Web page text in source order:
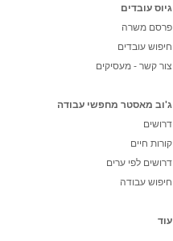
גיוס עובדים
פרסם משרה
חיפוש עובדים
צור קשר - מעסיקים
ג'וב מאסטר מחפשי עבודה
דרושים
קורות חיים
דרושים לפי ערים
חיפוש עבודה
עוד